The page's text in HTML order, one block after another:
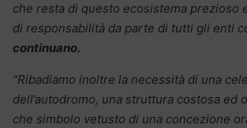
che resta di questo ecosistema prezioso
di responsabilità da parte di tutti gli enti
continuano.
“Ribadiamo inoltre la necessità di una
dell’autodromo, una struttura costosa ed
che simbolo vetusto di una concezione